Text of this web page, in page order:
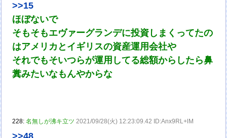
>>15
ほぼないで
そもそもエヴァーグランデに投資しまくってたの
はアメリカとイギリスの資産運用会社や
それでもそいつらが運用してる総額からしたら鼻
糞みたいなもんやからな
228:名無しが沸キ立ツ 2021/09/28(火) 12:23:09.42 ID:Anx9RL+lM
>>48